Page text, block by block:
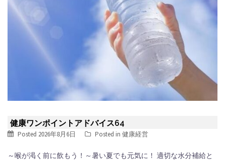
健康ワンポイントアドバイス64
Posted 2026年8月6日 Posted in 健康経営
～喉が渇く前に飲もう！～暑い夏でも元気に！ 適切な水分補給と